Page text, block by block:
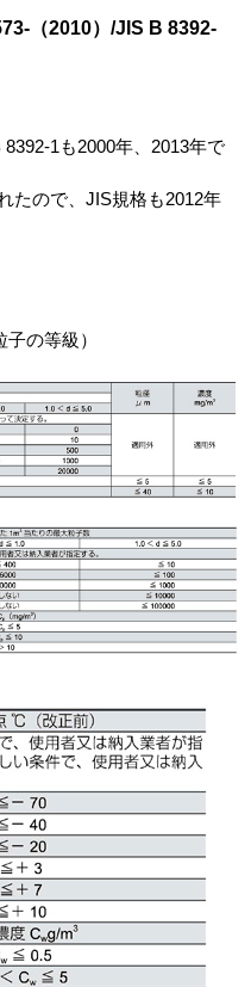
（2010）/JIS B 8392-
1も2000年、2013年で
たので、JIS規格も2012年
の等級）